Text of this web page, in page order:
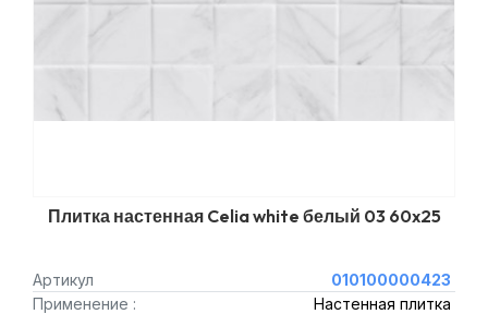
Плитка настенная Celia white белый 03 60x25
Артикул
010100000423
Применение :
Настенная плитка